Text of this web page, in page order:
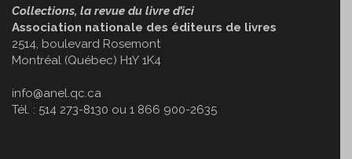
Collections, la revue du livre d’ici
Association nationale des éditeurs de livres
2514, boulevard Rosemont
Montréal (Québec) H1Y 1K4
info@anel.qc.ca
Tél. : 514 273-8130 ou 1 866 900-2635